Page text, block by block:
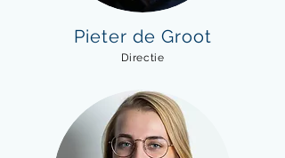
Pieter de Groot
Directie